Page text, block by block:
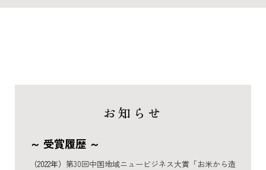
お知らせ
～ 受賞履歴 ～
（2022年） 第30回中国地域ニュービジネス大賞「お米から造